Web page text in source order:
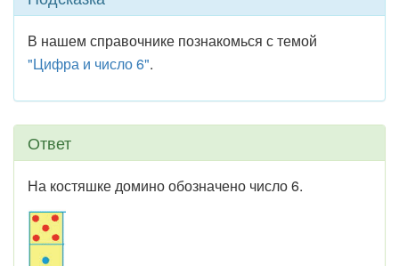
В нашем справочнике познакомься с темой
"Цифра и число 6".
Ответ
На костяшке домино обозначено число 6.